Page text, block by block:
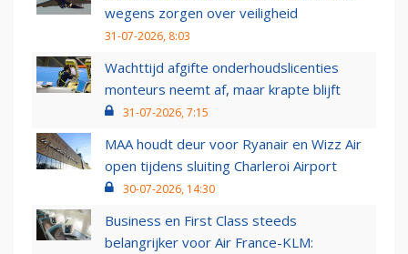
wegens zorgen over veiligheid
31-07-2026, 8:03
Wachttijd afgifte onderhoudslicenties
monteurs neemt af, maar krapte blijft
31-07-2026, 7:15
MAA houdt deur voor Ryanair en Wizz Air
open tijdens sluiting Charleroi Airport
30-07-2026, 14:30
Business en First Class steeds
belangrijker voor Air France-KLM: